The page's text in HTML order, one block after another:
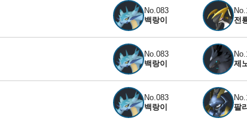
No.083
백랑이
전
No.083
백랑이
제
No.083
백랑이
팔